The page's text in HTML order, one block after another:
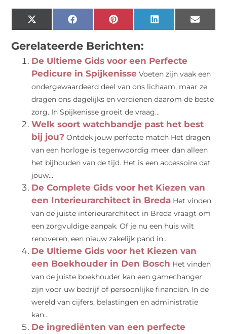
X
(Twitter)
FacebookPinterestLinkedIn Email
Gerelateerde Berichten:
De Ultieme Gids voor een Perfecte
Pedicure in Spijkenisse Voeten zijn vaak een
ondergewaardeerd deel van ons lichaam, maar ze
dragen ons dagelijks en verdienen daarom de beste
zorg. In Spijkenisse groeit de vraag...
Welk soort watchbandje past het best
bij jou? Ontdek jouw perfecte match Het dragen
van een horloge is tegenwoordig meer dan alleen
het bijhouden van de tijd. Het is een accessoire dat
jouw...
De Complete Gids voor het Kiezen van
een Interieurarchitect in Breda Het vinden
van de juiste interieurarchitect in Breda vraagt om
een zorgvuldige aanpak. Of je nu een huis wilt
renoveren, een nieuw zakelijk pand in...
De Ultieme Gids voor het Kiezen van
een Boekhouder in Den Bosch Het vinden
van de juiste boekhouder kan een gamechanger
zijn voor uw bedrijf of persoonlijke financiën. In de
wereld van cijfers, belastingen en administratie
kan...
De ingrediënten van een perfecte